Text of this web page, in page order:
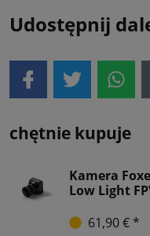
Udostępnij
chętnie kupuje
Kamera
Low Light
61,90 € *